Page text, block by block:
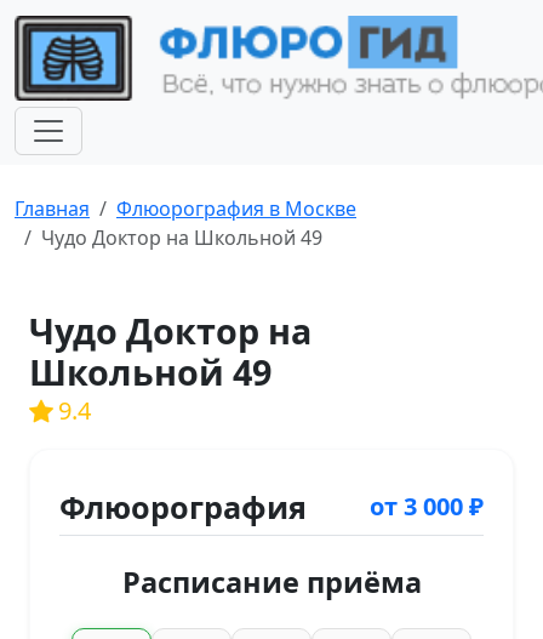
Главная
Флюорография в Москве
Чудо Доктор на Школьной 49
Чудо Доктор на
Школьной 49
9.4
Флюорография от 3 000 ₽
Расписание приёма